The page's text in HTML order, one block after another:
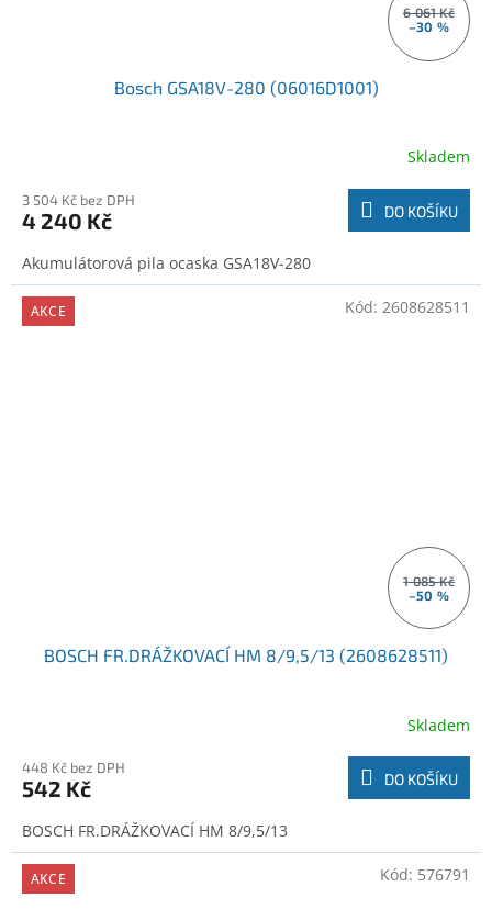
6 061 Kč
–30 %
Bosch GSA18V-280 (06016D1001)
Skladem
3 504 Kč bez DPH
4 240 Kč DO KOŠÍKU
Akumulátorová pila ocaska GSA18V-280
AKCE
1 085 Kč
–50 %
BOSCH FR.DRÁŽKOVACÍ HM 8/9,5/13 (2608628511)
Skladem
448 Kč bez DPH
542 Kč DO KOŠÍKU
BOSCH FR.DRÁŽKOVACÍ HM 8/9,5/13
Kód: 2608628511
AKCE Kód: 576791